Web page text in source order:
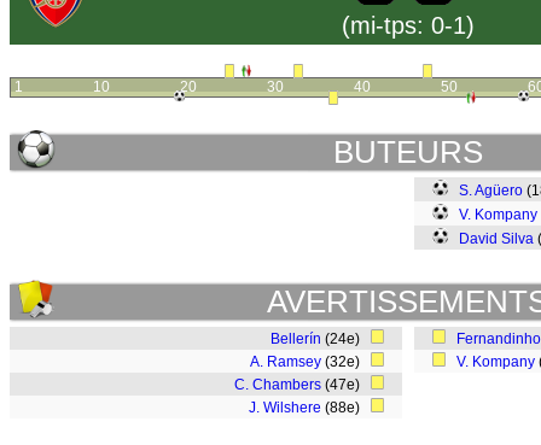
(mi-tps: 0-1)
1 10 20 30 40 50
BUTEURS
S. Agüero
V. Kompany
David Silva
Bellerín (24e)
A. Ramsey (32e)
C. Chambers (47e)
J. Wilshere (88e)
Fernandinho
V. Kompany